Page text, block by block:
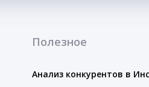
Полезное
Анализ конкурентов в